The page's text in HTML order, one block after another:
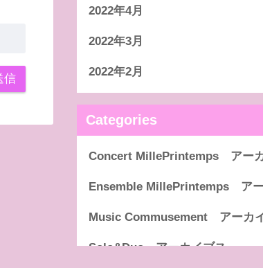
2022年4月
2022年3月
2022年2月
Categories
Concert MillePrintemps アー
Ensemble MillePrintemps ア
Music Commusement アーカ
Solo&Duo アーカイブス